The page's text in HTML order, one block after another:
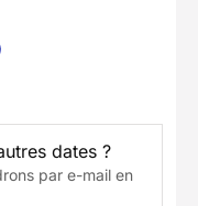
dates ?
par e-mail en